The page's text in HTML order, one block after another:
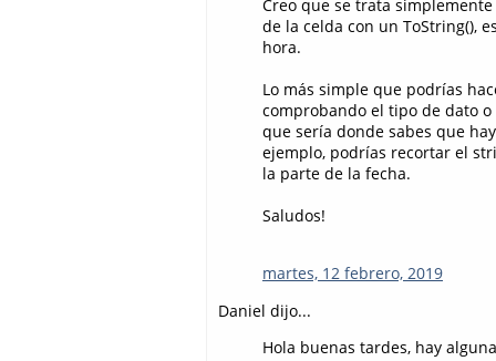
Creo que se trata
de la celda con un ToString(),
hora.
Lo más simple que podrías
comprobando el tipo de dato
que sería donde sabes que
ejemplo, podrías recortar el
la parte de la fecha.
Saludos!
martes, 12 febrero, 2019
Daniel dijo...
Hola buenas tardes, hay